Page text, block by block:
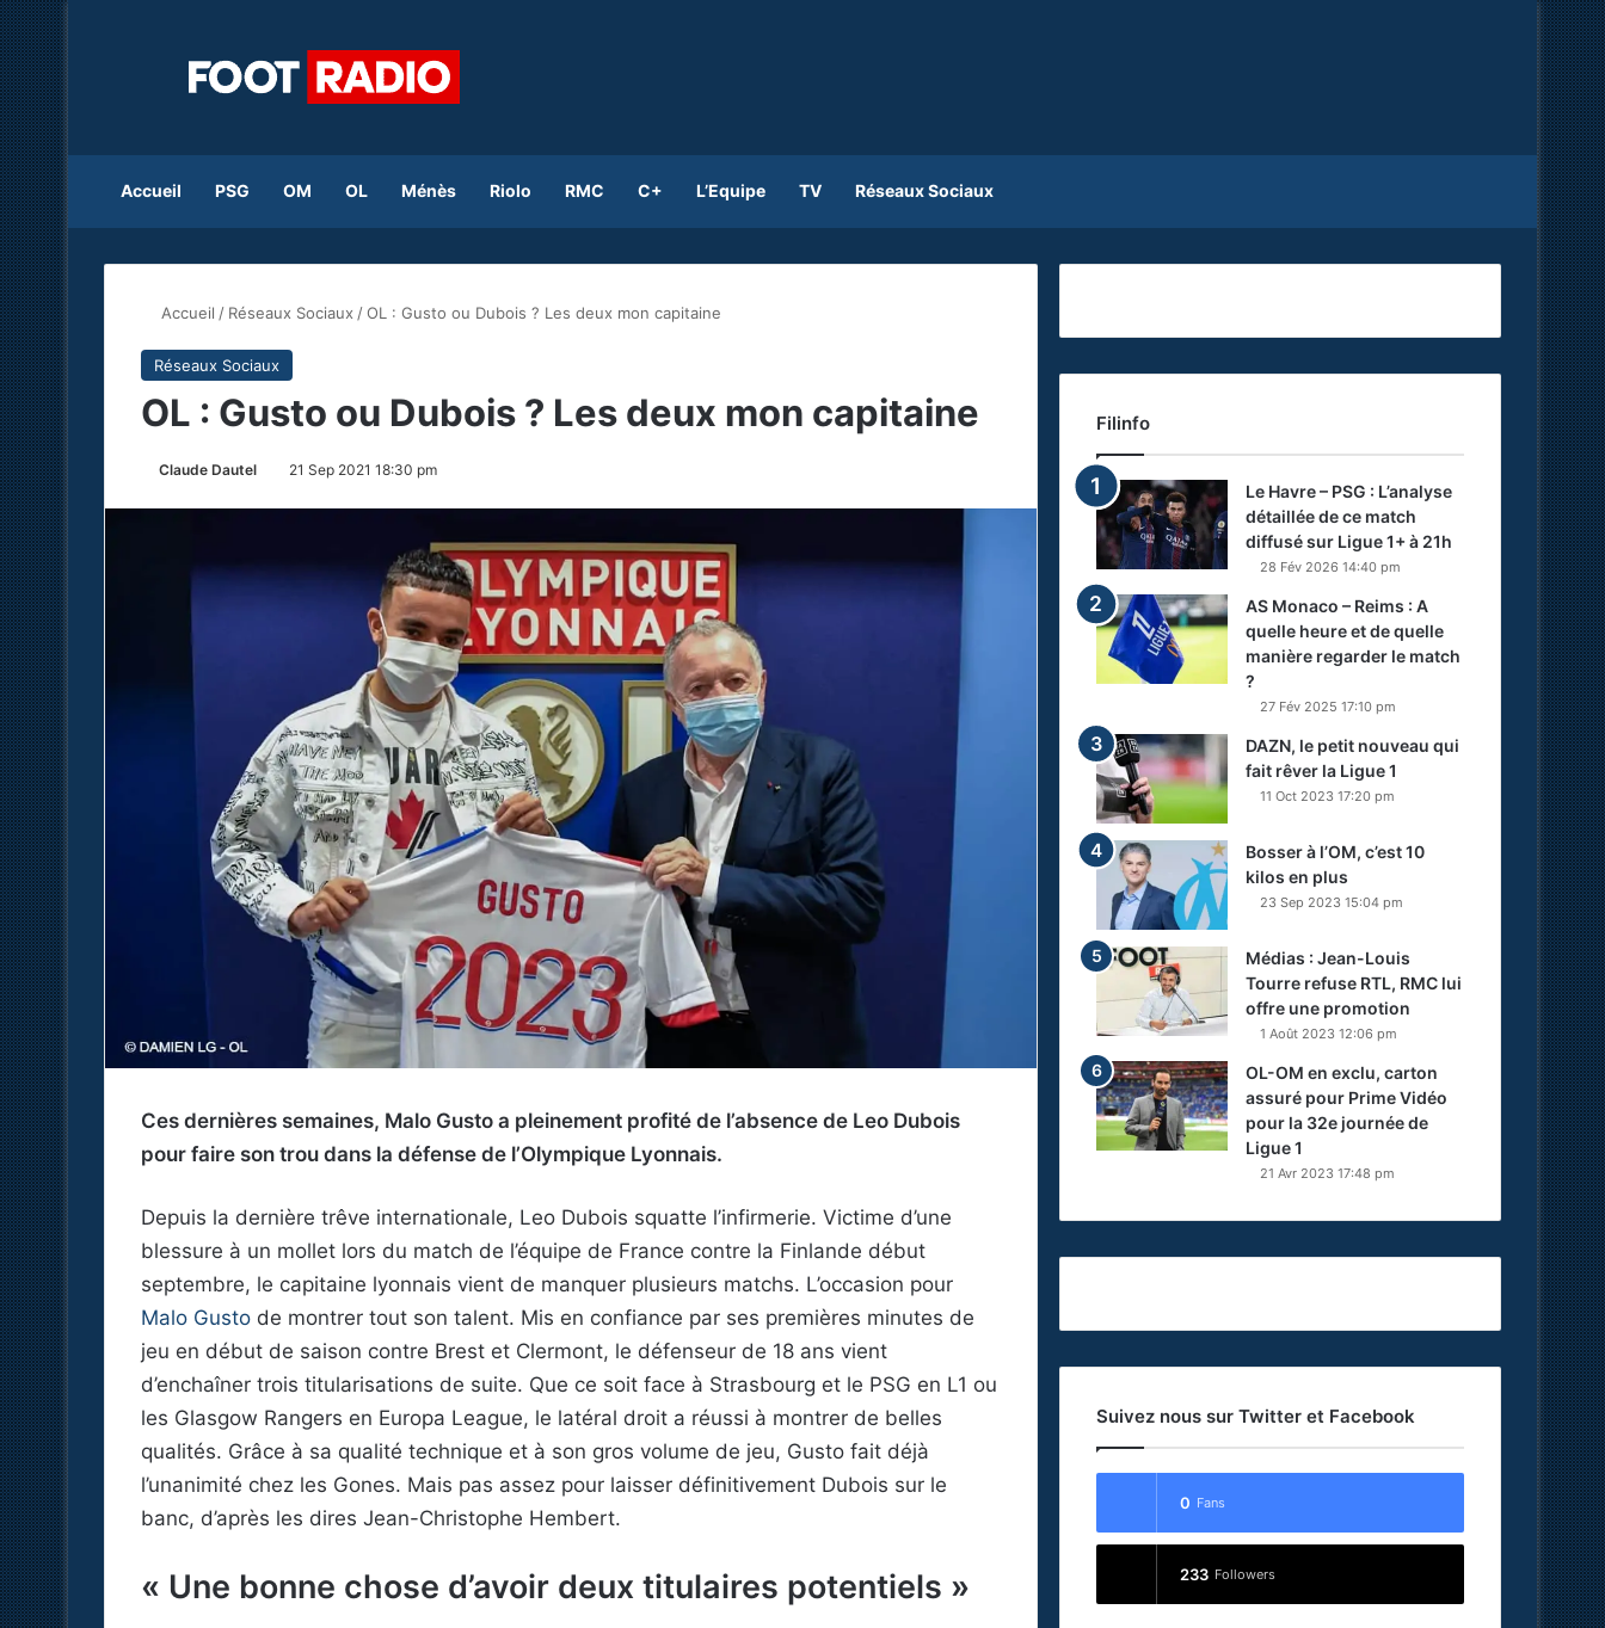
Accueil PSG OM OL Ménès Riolo RMC C+ L’Equipe TV Réseaux Sociaux
Accueil / Réseaux Sociaux /OL : Gusto ou Dubois ? Les deux mon capitaine
Réseaux Sociaux
OL : Gusto ou Dubois ? Les deux mon capitaine
Claude Dautel 21 Sep 2021 18:30 pm
Ces dernières semaines, Malo Gusto a pleinement profité de l’absence de Leo Dubois
pour faire son trou dans la défense de l’Olympique Lyonnais.
Depuis la dernière trêve internationale, Leo Dubois squatte l’infirmerie. Victime d’une
blessure à un mollet lors du match de l’équipe de France contre la Finlande début
septembre, le capitaine lyonnais vient de manquer plusieurs matchs. L’occasion pour
Malo Gusto de montrer tout son talent. Mis en confiance par ses premières minutes de
jeu en début de saison contre Brest et Clermont, le défenseur de 18 ans vient
d’enchaîner trois titularisations de suite. Que ce soit face à Strasbourg et le PSG en L1 ou
les Glasgow Rangers en Europa League, le latéral droit a réussi à montrer de belles
qualités. Grâce à sa qualité technique et à son gros volume de jeu, Gusto fait déjà
l’unanimité chez les Gones. Mais pas assez pour laisser définitivement Dubois sur le
banc, d’après les dires Jean-Christophe Hembert.
« Une bonne chose d’avoir deux titulaires potentiels »
Filinfo
Le Havre – PSG : L’analyse
détaillée de ce match
diffusé sur Ligue 1+ à 21h
28 Fév 2026 14:40 pm
AS Monaco – Reims : A
quelle heure et de quelle
manière regarder le match
?
27 Fév 2025 17:10 pm
DAZN, le petit nouveau qui
fait rêver la Ligue 1
11 Oct 2023 17:20 pm
Bosser à l’OM, c’est 10
kilos en plus
23 Sep 2023 15:04 pm
Médias : Jean-Louis
Tourre refuse RTL, RMC lui
offre une promotion
1 Août 2023 12:06 pm
OL-OM en exclu, carton
assuré pour Prime Vidéo
pour la 32e journée de
Ligue 1
21 Avr 2023 17:48 pm
Suivez nous sur Twitter et Facebook
0 Fans
233 Followers